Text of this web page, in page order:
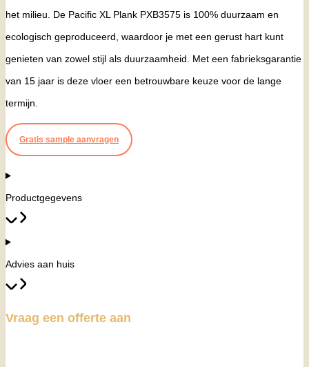
het milieu. De Pacific XL Plank PXB3575 is 100% duurzaam en
ecologisch geproduceerd, waardoor je met een gerust hart kunt
genieten van zowel stijl als duurzaamheid. Met een fabrieksgarantie
van 15 jaar is deze vloer een betrouwbare keuze voor de lange
termijn.
Gratis sample aanvragen
Productgegevens
Advies aan huis
Vraag een offerte aan